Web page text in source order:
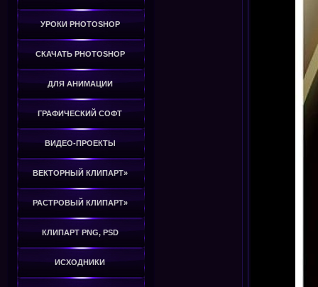
УРОКИ PHOTOSHOP
СКАЧАТЬ PHOTOSHOP
ДЛЯ АНИМАЦИИ
ГРАФИЧЕСКИЙ СОФТ
ВИДЕО-ПРОЕКТЫ
ВЕКТОРНЫЙ КЛИПАРТ»
РАСТРОВЫЙ КЛИПАРТ»
КЛИПАРТ PNG, PSD
ИСХОДНИКИ